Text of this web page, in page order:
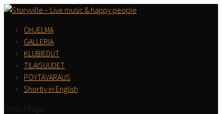
OHJELMA
GALLERIA
KLUBIEDUT
TILAISUUDET
PÖYTÄVARAUS
Shortly in English
Select Page